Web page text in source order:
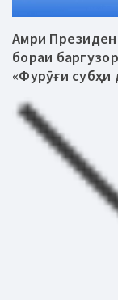
Амри
бораи
«Фурӯғи субҳи